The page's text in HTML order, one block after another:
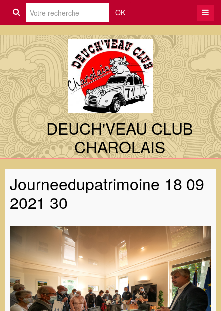
OK
DEUCH'VEAU CLUB
CHAROLAIS
Journeedupatrimoine 18 09
2021 30